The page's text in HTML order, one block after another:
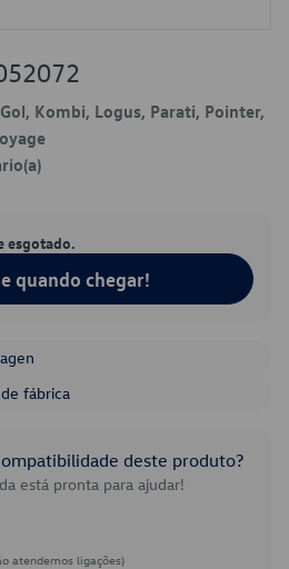
Kombi, Logus, Parati, Pointer,
esgotado.
quando chegar!
fábrica
deste produto?
está pronta para ajudar!
atendemos ligações)